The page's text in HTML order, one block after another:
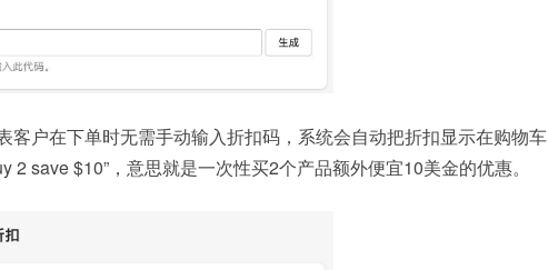
客户在下单时无需手动输入折扣码，系统会自动把折扣显示在购物车
2 save $10”，意思就是一次性买2个产品额外便宜10美金的优惠。